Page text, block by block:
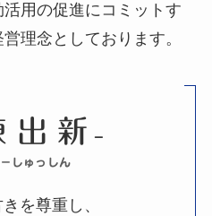
用の促進にコミットす
理念としております。
出 新 –
しゅっしん
を尊重し、